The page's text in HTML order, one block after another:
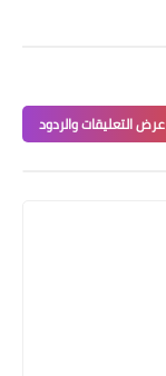
عرض التعليقات والردود